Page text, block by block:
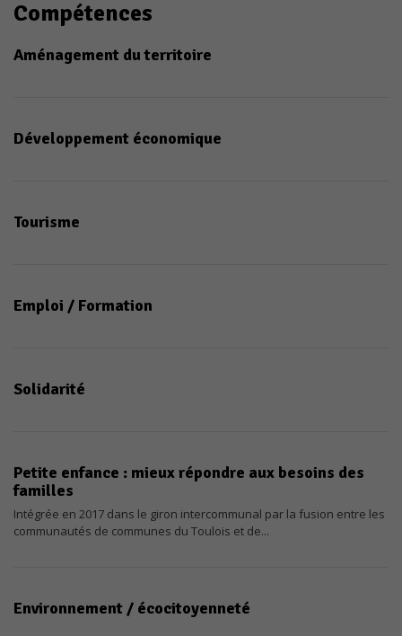
Compétences
Aménagement du territoire
Développement économique
Tourisme
Emploi / Formation
Solidarité
Petite enfance : mieux répondre aux besoins des
familles
Intégrée en 2017 dans le giron intercommunal par la fusion entre les
communautés de communes du Toulois et de...
Environnement / écocitoyenneté